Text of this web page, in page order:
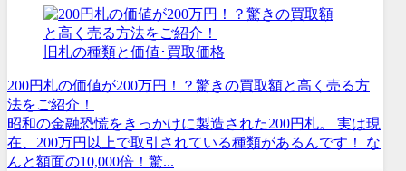
旧札の種類と価値･買取価格
200円札の価値が200万円！？驚きの買取額と高く売る方
法をご紹介！
昭和の金融恐慌をきっかけに製造された200円札。 実は現
在、200万円以上で取引されている種類があるんです！ な
んと額面の10,000倍！驚...